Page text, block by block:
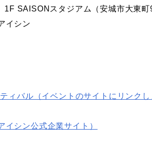
1F SAISON スタジアム（安城市大東町
イシン
ィバル（イベントのサイトにリンクし
シン公式企業サイト）